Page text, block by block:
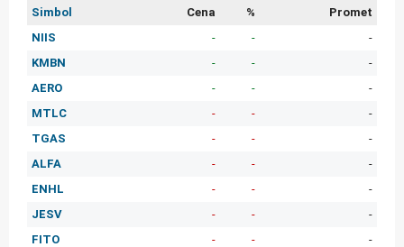
Simbol
Cena %
Promet
NIIS
- -
-
KMBN
- -
-
AERO
- -
-
MTLC
- -
-
TGAS
- -
-
ALFA
- -
-
ENHL
- -
-
JESV
- -
-
FITO
- -
-